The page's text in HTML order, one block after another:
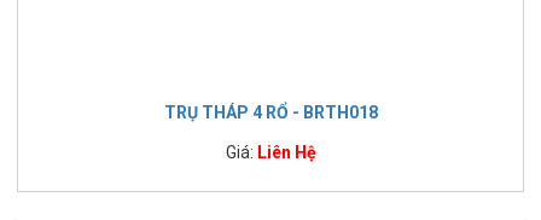
TRỤ THÁP 4 RỔ - BRTH018
Giá: Liên Hệ